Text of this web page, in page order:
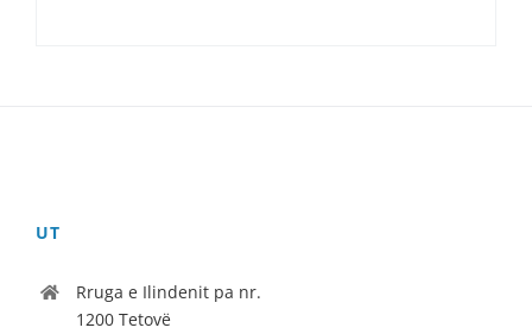
UT
Rruga e Ilindenit pa nr.
1200 Tetovë